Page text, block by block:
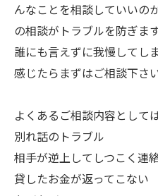
んなことを相談していいの
の相談がトラブルを防ぎます
誰にも言えずに我慢してし
感じたらまずはご相談下さい
よくあるご相談内容としては
別れ話のトラブル
相手が逆上してしつこく連
貸したお金が返ってこない